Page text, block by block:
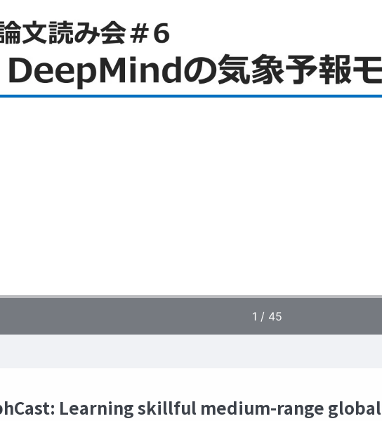
Learning skillful medium-range global